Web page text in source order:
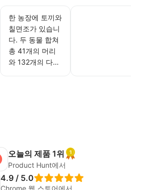
한 농장에 토끼와
칠면조가 있습니
다. 두 동물 합쳐
총 41개의 머리
와 132개의 다리
오늘의 제품 1위
Product Hunt에서
4.9 / 5.0
Chrome 웹 스토어에서